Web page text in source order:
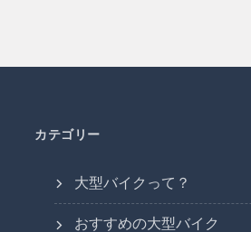
カテゴリー
大型バイクって？
おすすめの大型バイク